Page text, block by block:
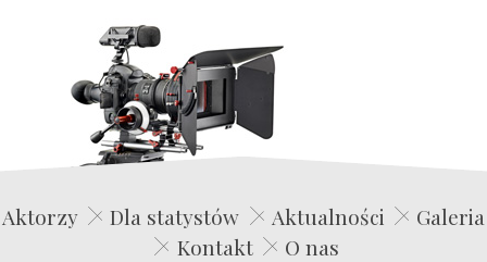
Edwin Film Agencja Aktorska
Aktorzy Dla statystów Aktualności
Galeria
Kontakt
O nas